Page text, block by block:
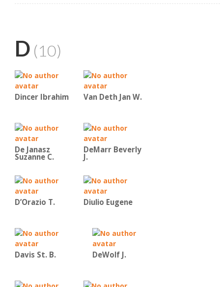
D (10)
Dincer Ibrahim Van Deth Jan W.
De Janasz
Suzanne C.
DeMarr Beverly
J.
D’Orazio T. Diulio Eugene
Davis St. B. DeWolf J.